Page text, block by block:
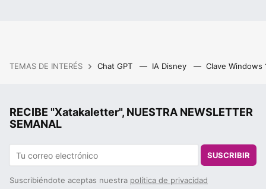
TEMAS DE INTERÉS Chat GPT IA Disney Clave Windows
RECIBE "Xatakaletter", NUESTRA NEWSLETTER
SEMANAL
SUSCRIBIR
Suscribiéndote aceptas nuestra política de privacidad